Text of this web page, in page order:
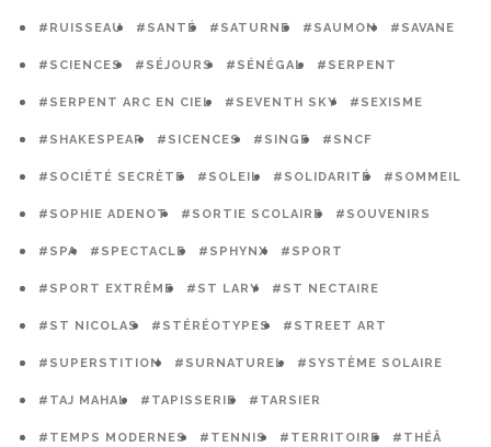
#RUISSEAU #SANTÉ #SATURNE #SAUMON #SAVANE
#SCIENCES #SÉJOURS #SÉNÉGAL #SERPENT
#SERPENT ARC EN CIEL #SEVENTH SKY #SEXISME
#SHAKESPEAR #SICENCES #SINGE #SNCF
#SOCIÉTÉ SECRÈTE #SOLEIL #SOLIDARITÉ #SOMMEIL
#SOPHIE ADENOT #SORTIE SCOLAIRE #SOUVENIRS
#SPA #SPECTACLE #SPHYNX #SPORT
#SPORT EXTRÊME #ST LARY #ST NECTAIRE
#ST NICOLAS #STÉRÉOTYPES #STREET ART
#SUPERSTITION #SURNATUREL #SYSTÈME SOLAIRE
#TAJ MAHAL #TAPISSERIE #TARSIER
#TEMPS MODERNES #TENNIS #TERRITOIRE #THÉÂ